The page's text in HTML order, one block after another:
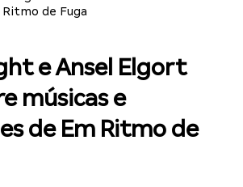
de Fuga
e Ansel Elgort
músicas e
de Em Ritmo de